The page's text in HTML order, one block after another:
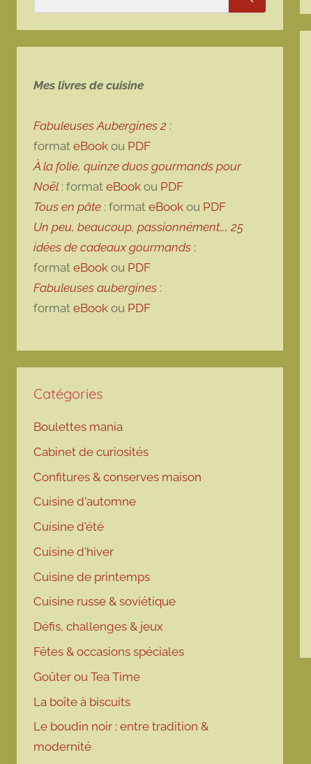
Rechercher
Mes livres de cuisine
Fabuleuses Aubergines 2 :
format eBook ou PDF
À la folie, quinze duos gourmands pour
Noël : format eBook ou PDF
Tous en pâte : format eBook ou PDF
Un peu, beaucoup, passionnément…, 25
idées de cadeaux gourmands :
format eBook ou PDF
Fabuleuses aubergines :
format eBook ou PDF
Catégories
Boulettes mania
Cabinet de curiosités
Confitures & conserves maison
Cuisine d'automne
Cuisine d'été
Cuisine d'hiver
Cuisine de printemps
Cuisine russe & soviétique
Défis, challenges & jeux
Fêtes & occasions spéciales
Goûter ou Tea Time
La boîte à biscuits
Le boudin noir : entre tradition &
modernité